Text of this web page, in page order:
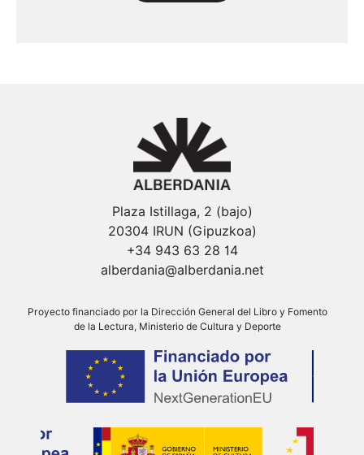
Plaza Istillaga, 2 (bajo)
20304 IRUN (Gipuzkoa)
+34 943 63 28 14
alberdania@alberdania.net
Proyecto financiado por la Dirección General del Libro y Fomento
de la Lectura, Ministerio de Cultura y Deporte